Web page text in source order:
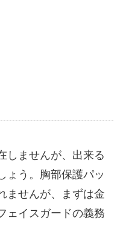
しませんが、出来る
ょう。胸部保護パッ
ませんが、まずは金
ェイスガードの義務